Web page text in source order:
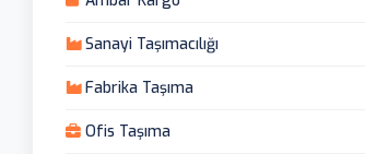
Sanayi Taşımacılığı
Fabrika Taşıma
Ofis Taşıma